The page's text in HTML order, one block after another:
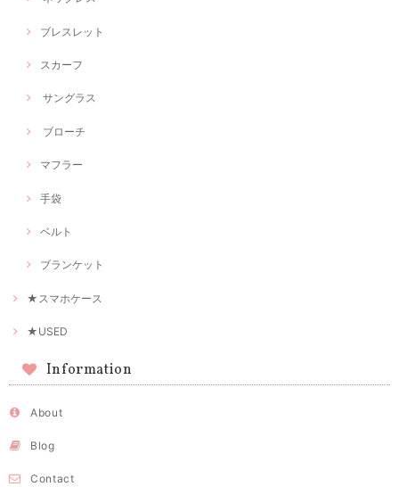
ブレスレット
スカーフ
サングラス
ブローチ
マフラー
手袋
ベルト
ブランケット
★スマホケース
★USED
Information
About
Blog
Contact